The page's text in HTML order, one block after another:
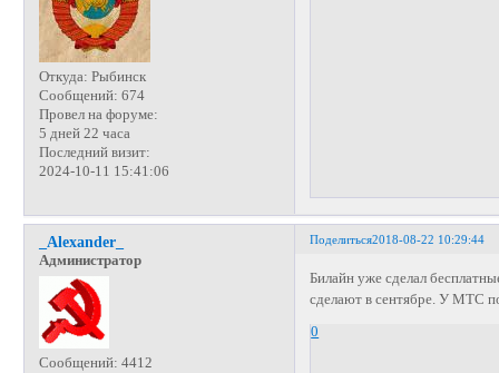
Откуда: Рыбинск
Сообщений: 674
Провел на форуме:
5 дней 22 часа
Последний визит:
2024-10-11 15:41:06
Поделиться2018-08-22 10:29:44
_Alexander_
Администратор
Сообщений: 4412
Билайн уже сделал
сделают в сентябре. У МТС
0